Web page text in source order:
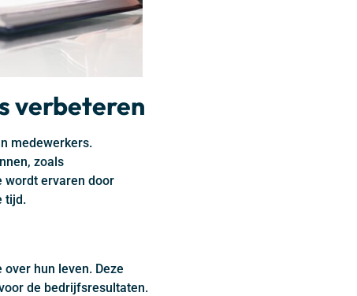
verbeteren
medewerkers.
zoals
wordt ervaren door
tijd.
hun leven. Deze
de bedrijfsresultaten.